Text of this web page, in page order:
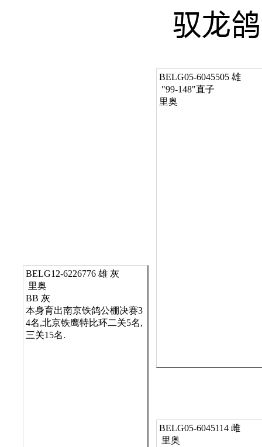
BELG12-6226776 雄 灰
BB 灰
本身育出南京铁鸽公棚决赛3
4名,北京铁鹰特比环二关5名,
三关15名.
BELG05-6045505 雄
里奥
BELG05-6045114 雌